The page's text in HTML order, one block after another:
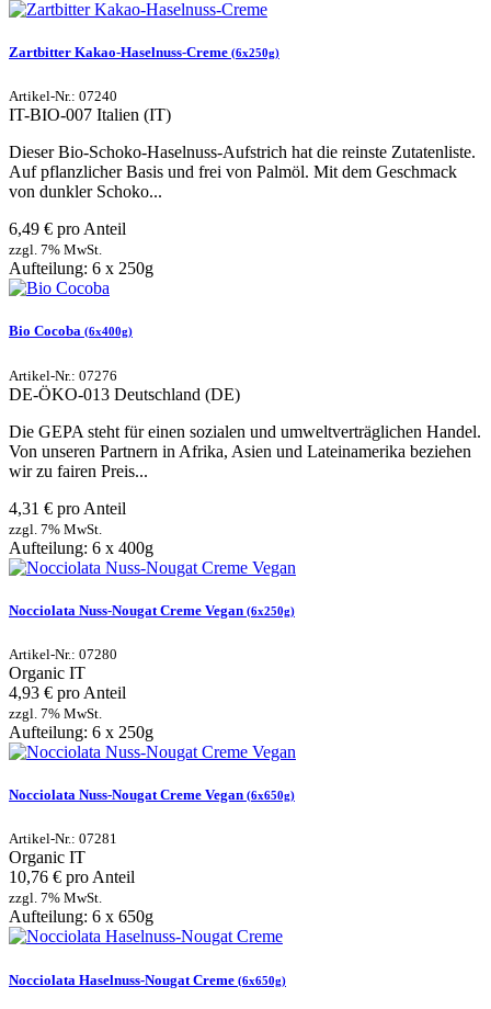
Zartbitter Kakao-Haselnuss-Creme (6x250g)
Artikel-Nr.: 07240
IT-BIO-007 Italien (IT)
Dieser Bio-Schoko-Haselnuss-Aufstrich hat die reinste Zutatenliste.
Auf pflanzlicher Basis und frei von Palmöl. Mit dem Geschmack
von dunkler Schoko...
6,49 € pro Anteil
zzgl. 7% MwSt.
Aufteilung: 6 x 250g
Bio Cocoba (6x400g)
Artikel-Nr.: 07276
DE-ÖKO-013 Deutschland (DE)
Die GEPA steht für einen sozialen und umweltverträglichen Handel.
Von unseren Partnern in Afrika, Asien und Lateinamerika beziehen
wir zu fairen Preis...
4,31 € pro Anteil
zzgl. 7% MwSt.
Aufteilung: 6 x 400g
Nocciolata Nuss-Nougat Creme Vegan (6x250g)
Artikel-Nr.: 07280
Organic IT
4,93 € pro Anteil
zzgl. 7% MwSt.
Aufteilung: 6 x 250g
Nocciolata Nuss-Nougat Creme Vegan (6x650g)
Artikel-Nr.: 07281
Organic IT
10,76 € pro Anteil
zzgl. 7% MwSt.
Aufteilung: 6 x 650g
Nocciolata Haselnuss-Nougat Creme (6x650g)